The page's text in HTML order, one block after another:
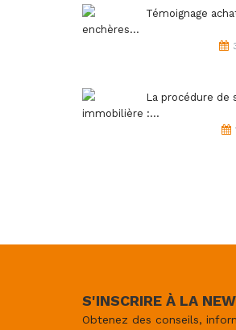
Témoignage
enchères...
La procédure de
immobilière :...
S'INSCRIRE À LA
Obtenez des conseils,